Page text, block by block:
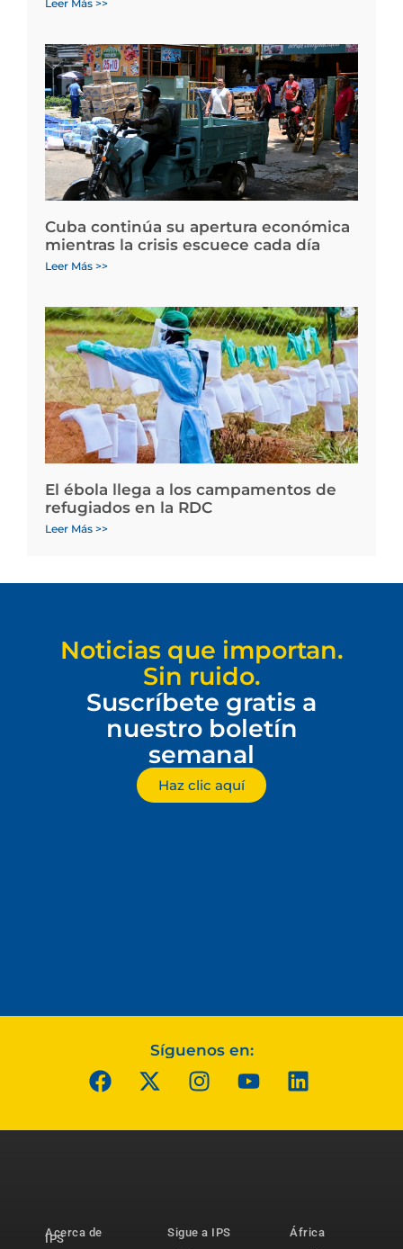
Leer Más >>
Cuba continúa su apertura económica
mientras la crisis escuece cada día
Leer Más >>
El ébola llega a los campamentos de
refugiados en la RDC
Leer Más >>
Noticias que importan.
Sin ruido.
Suscríbete gratis a
nuestro boletín
semanal
Haz clic aquí
Síguenos en:
Acerca de
IPS
Sigue a IPS
África